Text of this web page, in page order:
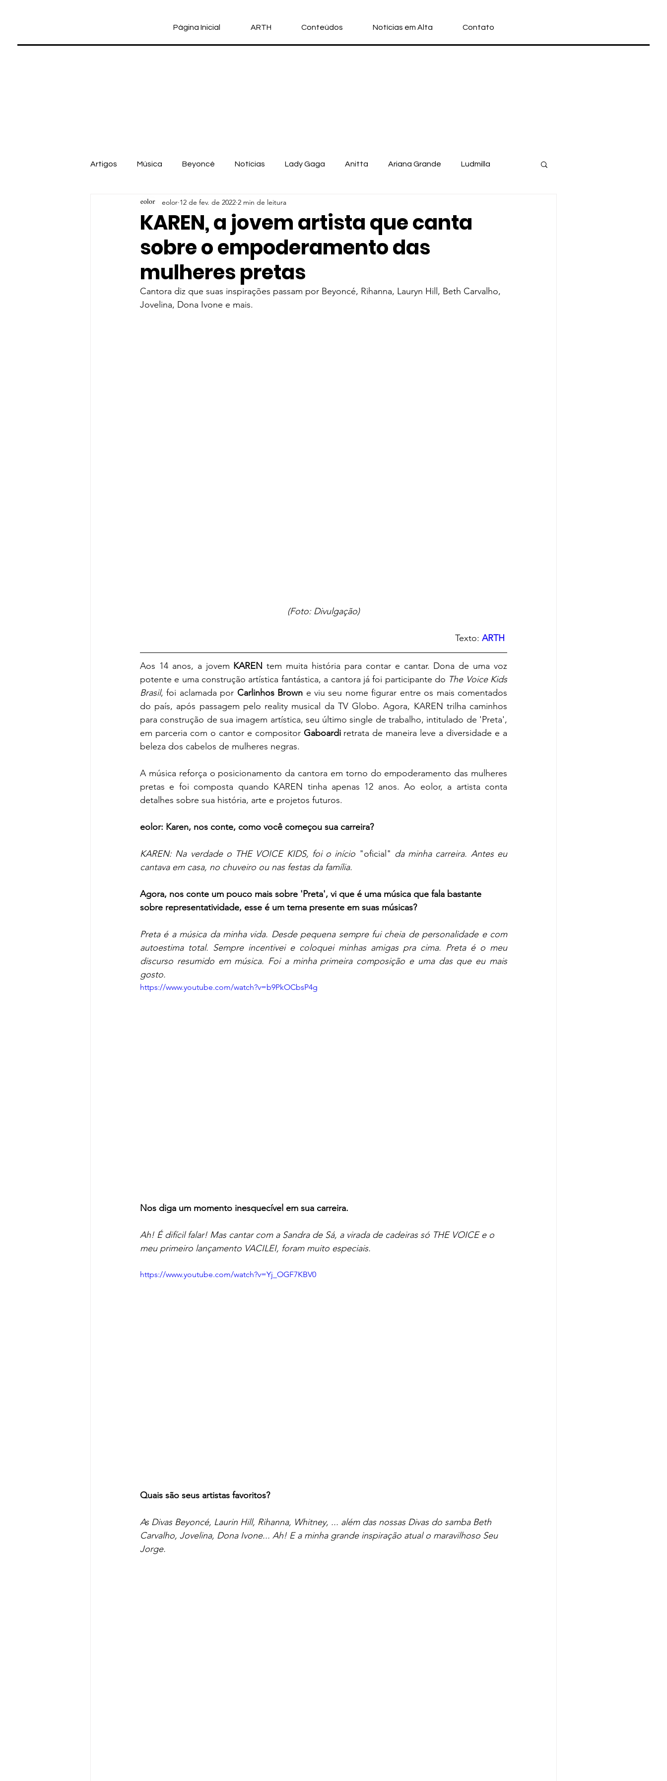
Página Inicial ARTH Conteúdos Notícias em Alta Contato
Artigos Música Beyoncé Notícias Lady Gaga Anitta Ariana Grande Ludmilla
Dua Lipa Pabllo Vittar Michael Jackson
gloria groove Gloria Groove Entretenimento Taylor Swift Música Mundial
Televisão
KAREN, a jovem artista que canta
sobre o empoderamento das
mulheres pretas
eolor 12 de fev. de 2022 2 min de leitura
Cantora diz que suas inspirações passam por Beyoncé, Rihanna, Lauryn Hill, Beth Carvalho,
Jovelina, Dona Ivone e mais.
(Foto: Divulgação)
Texto: ARTH
Aos 14 anos, a jovem KAREN tem muita história para contar e cantar. Dona de uma voz
potente e uma construção artística fantástica, a cantora já foi participante do The Voice Kids
Brasil, foi aclamada por Carlinhos Brown e viu seu nome figurar entre os mais comentados
do país, após passagem pelo reality musical da TV Globo. Agora, KAREN trilha caminhos
para construção de sua imagem artística, seu último single de trabalho, intitulado de 'Preta',
em parceria com o cantor e compositor Gaboardi retrata de maneira leve a diversidade e a
beleza dos cabelos de mulheres negras.
A música reforça o posicionamento da cantora em torno do empoderamento das mulheres
pretas e foi composta quando KAREN tinha apenas 12 anos. Ao eolor, a artista conta
detalhes sobre sua história, arte e projetos futuros.
eolor: Karen, nos conte, como você começou sua carreira?
KAREN: Na verdade o THE VOICE KIDS, foi o início "oficial" da minha carreira. Antes eu
cantava em casa, no chuveiro ou nas festas da família.
Agora, nos conte um pouco mais sobre 'Preta', vi que é uma música que fala bastante
sobre representatividade, esse é um tema presente em suas músicas?
Preta é a música da minha vida. Desde pequena sempre fui cheia de personalidade e com
autoestima total. Sempre incentivei e coloquei minhas amigas pra cima. Preta é o meu
discurso resumido em música. Foi a minha primeira composição e uma das que eu mais
gosto.
https://www.youtube.com/watch?v=b9PkOCbsP4g
Nos diga um momento inesquecível em sua carreira.
Ah! É difícil falar! Mas cantar com a Sandra de Sá, a virada de cadeiras só THE VOICE e o
meu primeiro lançamento VACILEI, foram muito especiais.
https://www.youtube.com/watch?v=Yj_OGF7KBV0
Quais são seus artistas favoritos?
As Divas Beyoncé, Laurin Hill, Rihanna, Whitney, ... além das nossas Divas do samba Beth
Carvalho, Jovelina, Dona Ivone... Ah! E a minha grande inspiração atual o maravilhoso Seu
Jorge.